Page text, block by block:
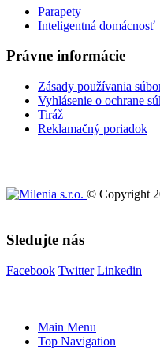
Parapety
Inteligentná domácnosť
Právne informácie
Zásady používania
Vyhlásenie o ochrane
Tiráž
Reklamačný poriadok
© Copyright
Sledujte nás
Facebook Twitter Linkedin
Main Menu
Top Navigation